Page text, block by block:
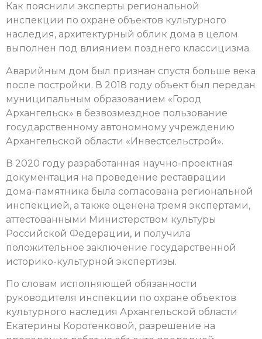
Как пояснили эксперты региональной
инспекции по охране объектов культурного
наследия, архитектурный облик дома в целом
выполнен под влиянием позднего классицизма.
Аварийным дом был признан спустя больше века
после постройки. В 2018 году объект был передан
муниципальным образованием «Город
Архангельск» в безвозмездное пользование
государственному автономному учреждению
Архангельской области «Инвестсельстрой».
В 2020 году разработанная научно-проектная
документация на проведение реставрации
дома-памятника была согласована региональной
инспекцией, а также оценена тремя экспертами,
аттестованными Министерством культуры
Российской Федерации, и получила
положительное заключение государственной
историко-культурной экспертизы.
По словам исполняющей обязанности
руководителя инспекции по охране объектов
культурного наследия Архангельской области
Екатерины Коротенковой, разрешение на